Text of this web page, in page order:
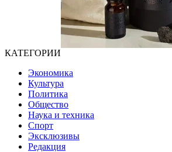
КАТЕГОРИИ
Экономика
Культура
Политика
Общество
Наука и техника
Спорт
Эксклюзивы
Редакция